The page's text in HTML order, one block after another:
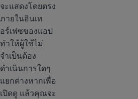
จะแสดงโดยตรง
ภายในอินเท
อร์เฟซของแอป
ทำให้ผู้ใช้ไม่
จำเป็นต้อง
ดำเนินการใดๆ
แยกต่างหากเพื่อ
เปิดดู แล้วคุณจะ